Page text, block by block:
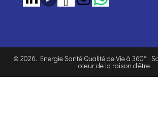
© 2026. Energie Santé Qualité de Vie à 360° :
cœur de la raison d'être